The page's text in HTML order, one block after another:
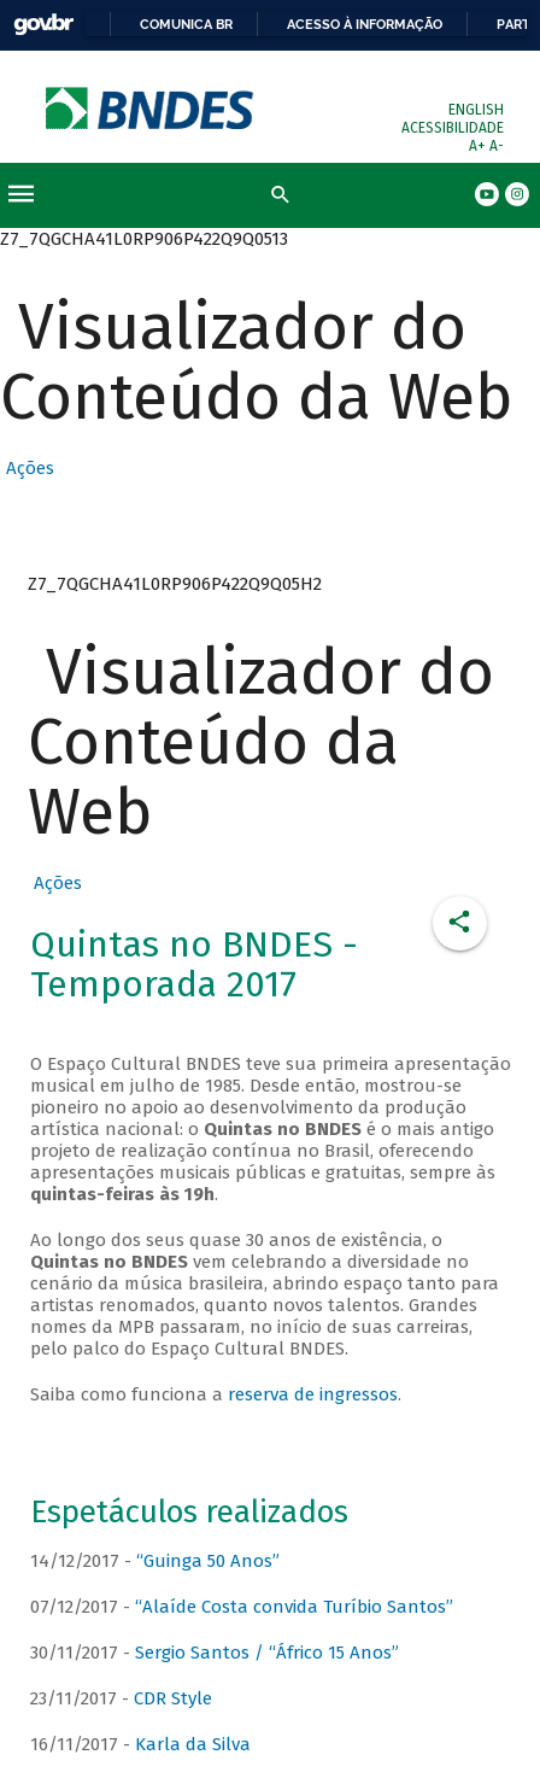
COMUNICA BR ACESSO À INFORMAÇÃO
ENGLISH
ACESSIBILIDADE
A+ A-
Z7_7QGCHA41L0RP906P422Q9Q0513
Visualizador do
Conteúdo da Web
Ações
Z7_7QGCHA41L0RP906P422Q9Q05H2
Visualizador do
Conteúdo da
Web
Ações
Quintas no BNDES -
Temporada 2017
O Espaço Cultural BNDES teve sua primeira apresentação
musical em julho de 1985. Desde então, mostrou-se
pioneiro no apoio ao desenvolvimento da produção
artística nacional: o Quintas no BNDESé o mais antigo
projeto de realização contínua no Brasil, oferecendo
apresentações musicais públicas e gratuitas, sempre às
quintas-feiras às 19h.
Ao longo dos seus quase 30 anos de existência, o
Quintas no BNDESvem celebrando a diversidade no
cenário da música brasileira, abrindo espaço tanto para
artistas renomados, quanto novos talentos. Grandes
nomes da MPB passaram, no início de suas carreiras,
pelo palco do Espaço Cultural BNDES.
Saiba como funciona a reserva de ingressos.
Espetáculos realizados
14/12/2017 - “Guinga 50 Anos”
07/12/2017 - “Alaíde Costa convida Turíbio Santos”
30/11/2017 - Sergio Santos / “Áfrico 15 Anos”
23/11/2017 - CDR Style
16/11/2017 - Karla da Silva